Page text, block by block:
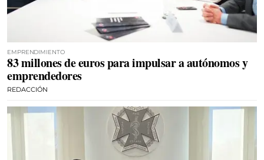
EMPRENDIMIENTO
83 millones de euros para impulsar a autónomos y
emprendedores
REDACCIÓN